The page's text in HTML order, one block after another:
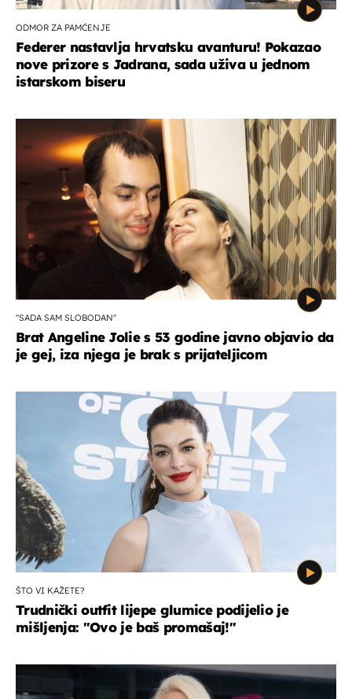
ODMOR ZA PAMĆENJE
Federer nastavlja hrvatsku avanturu! Pokazao
nove prizore s Jadrana, sada uživa u jednom
istarskom biseru
''SADA SAM SLOBODAN''
Brat Angeline Jolie s 53 godine javno objavio da
je gej, iza njega je brak s prijateljicom
ŠTO VI KAŽETE?
Trudnički outfit lijepe glumice podijelio je
mišljenja: ''Ovo je baš promašaj!''